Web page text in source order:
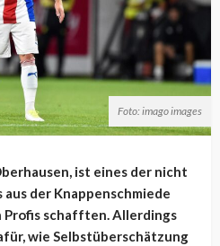
Foto: imago images
ist eines der nicht
der Knappenschmiede
Profis schafften. Allerdings
wie Selbstüberschätzung